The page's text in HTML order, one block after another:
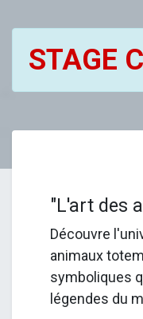
STAGE
"L'art des
Découvre
animaux
symboliques
légendes du